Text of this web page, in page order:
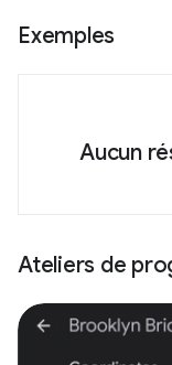
Exemples
Aucun
Ateliers de